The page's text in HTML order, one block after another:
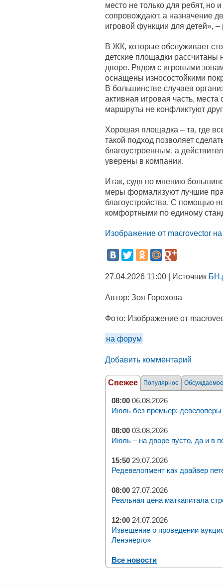
место не только для ребят, но
сопровождают, а назначение
игровой функции для детей»,
В ЖК, которые обслуживает
детские площадки
дворе. Рядом с игровыми
оснащены износостойкими
В большинстве случаев
активная игровая часть,
маршруты не конфликтуют
Хорошая площадка – та, где
такой подход позволяет
благоустроенным, а
уверены в компании.
Итак, судя по мнению
меры формализуют лучшие
благоустройства. С помощью
комфортными по единому
Изображение от macrovector
27.04.2026 11:00 | Источник
Автор: Зоя Горохова
Фото: Изображение от
на форум
Добавить комментарий
Свежее Популярное Обсуждаемое
08:00 06.08.2026
Июль без премьер: девелоперы
08:00 03.08.2026
Июль – на дворе пусто, да и в
15:50 29.07.2026
Редевелопмент как драйвер
08:00 27.07.2026
Реальная цена маткапитала
12:00 24.07.2026
Извещение о проведении
Ленэнерго»
Все новости